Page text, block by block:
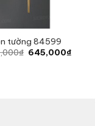
tường 84599
₫ Original
price
645,000₫